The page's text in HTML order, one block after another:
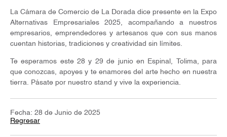
La Cámara de Comercio de La Dorada dice presente en la Expo
Alternativas Empresariales 2025, acompañando a nuestros
empresarios, emprendedores y artesanos que con sus manos
cuentan historias, tradiciones y creatividad sin límites.
Te esperamos este 28 y 29 de junio en Espinal, Tolima, para
que conozcas, apoyes y te enamores del arte hecho en nuestra
tierra. Pásate por nuestro stand y vive la experiencia.
Fecha: 28 de Junio de 2025
Regresar